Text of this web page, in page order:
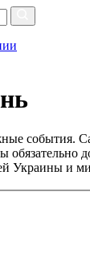
события.
обязательно
Украины и